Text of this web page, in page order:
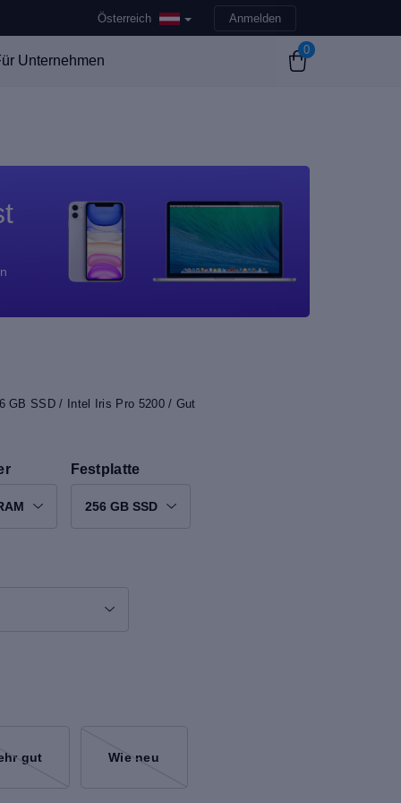
Österreich Anmelden
Unternehmen
0
GB SSD / Intel Iris Pro 5200 / Gut
Festplatte
256 GB SSD
gut Wie neu